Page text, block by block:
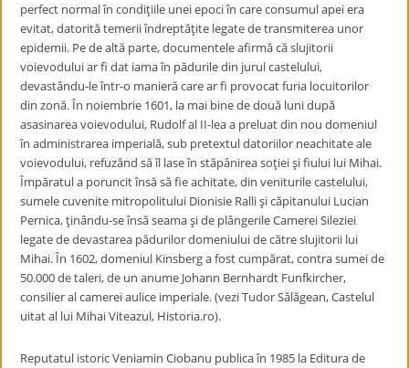
perfect normal în condiţiile unei epoci în care consumul apei era
evitat, datorită temerii îndreptăţite legate de transmiterea unor
epidemii. Pe de altă parte, documentele afirmă că slujitorii
voievodului ar fi dat iama în pădurile din jurul castelului,
devastându-le într-o manieră care ar fi provocat furia locuitorilor
din zonă. În noiembrie 1601, la mai bine de două luni după
asasinarea voievodului, Rudolf al II-lea a preluat din nou domeniul
în administrarea imperială, sub pretextul datoriilor neachitate ale
voievodului, refuzând să îl lase în stăpânirea soţiei şi fiului lui Mihai.
Împăratul a poruncit însă să fie achitate, din veniturile castelului,
sumele cuvenite mitropolitului Dionisie Ralli şi căpitanului Lucian
Pernica, ţinându-se însă seama şi de plângerile Camerei Sileziei
legate de devastarea pădurilor domeniului de către slujitorii lui
Mihai. În 1602, domeniul Kinsberg a fost cumpărat, contra sumei de
50.000 de taleri, de un anume Johann Bernhardt Funfkircher,
consilier al camerei aulice imperiale. (vezi Tudor Sălăgean, Castelul
uitat al lui Mihai Viteazul, Historia.ro).
Reputatul istoric Veniamin Ciobanu publica în 1985 la Editura de